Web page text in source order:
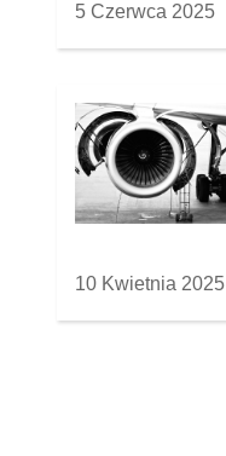
5 Czerwca 2025
10 Kwietnia 2025